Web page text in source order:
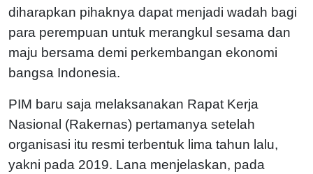
diharapkan pihaknya dapat menjadi wadah bagi
para perempuan untuk merangkul sesama dan
maju bersama demi perkembangan ekonomi
bangsa Indonesia.
PIM baru saja melaksanakan Rapat Kerja
Nasional (Rakernas) pertamanya setelah
organisasi itu resmi terbentuk lima tahun lalu,
yakni pada 2019. Lana menjelaskan, pada